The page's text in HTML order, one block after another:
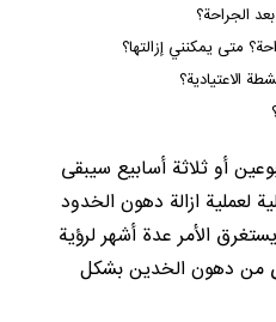
الجراحة؟
متى يمكنني إزالتها؟
الاعتيادية؟
أو ثلاثة أسابيع سيبقى
لعملية ازالة دهون الخدود
الأمر عدة أشهر لرؤية
من دهون الخدين بشكل